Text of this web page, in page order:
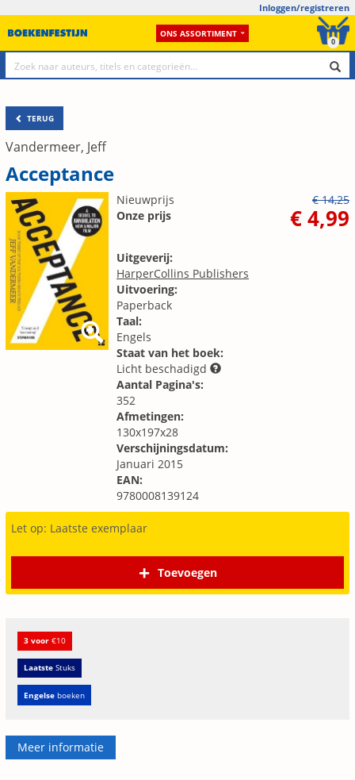
Inloggen/registreren
ONS ASSORTIMENT
0
TERUG
Vandermeer, Jeff
Acceptance
Nieuwprijs
€ 14,25
Onze prijs
€ 4,99
Uitgeverij:
HarperCollins Publishers
Uitvoering:
Paperback
Taal:
Engels
Staat van het boek:
Licht beschadigd
Aantal Pagina's:
352
Afmetingen:
130x197x28
Verschijningsdatum:
Januari 2015
EAN:
9780008139124
Let op: Laatste exemplaar
Toevoegen
3 voor €10
Laatste Stuks
Engelse boeken
Meer informatie